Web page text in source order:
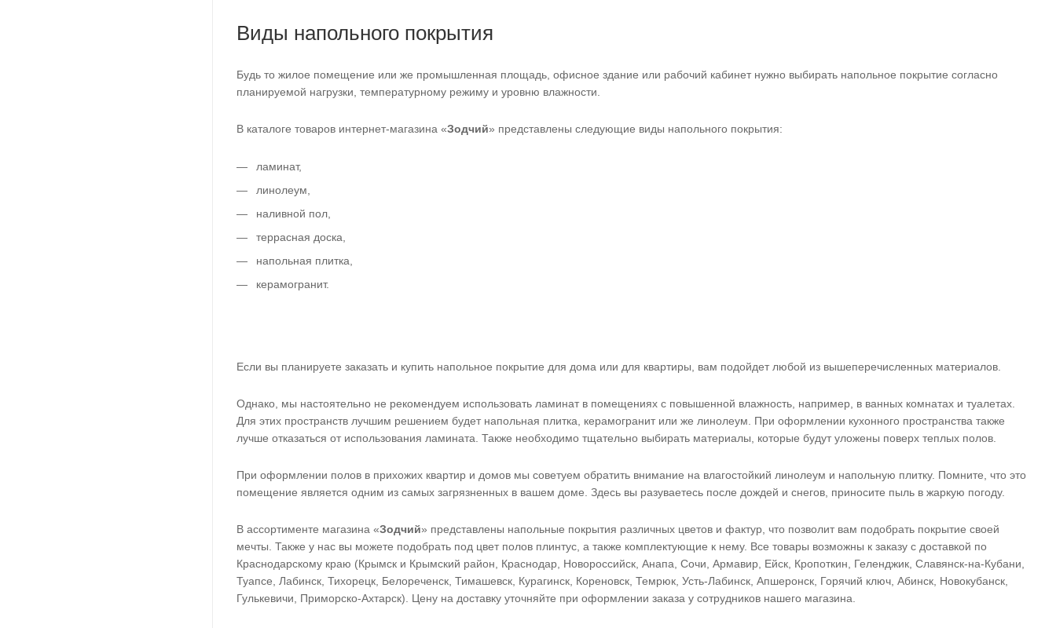
Виды напольного покрытия
Будь то жилое помещение или же промышленная площадь, офисное здание или рабочий кабинет нужно выбирать напольное покрытие согласно
планируемой нагрузки, температурному режиму и уровню влажности.
В каталоге товаров интернет-магазина «Зодчий» представлены следующие виды напольного покрытия:
ламинат,
линолеум,
наливной пол,
террасная доска,
напольная плитка,
керамогранит.
Если вы планируете заказать и купить напольное покрытие для дома или для квартиры, вам подойдет любой из вышеперечисленных материалов.
Однако, мы настоятельно не рекомендуем использовать ламинат в помещениях с повышенной влажность, например, в ванных комнатах и туалетах.
Для этих пространств лучшим решением будет напольная плитка, керамогранит или же линолеум. При оформлении кухонного пространства также
лучше отказаться от использования ламината. Также необходимо тщательно выбирать материалы, которые будут уложены поверх теплых полов.
При оформлении полов в прихожих квартир и домов мы советуем обратить внимание на влагостойкий линолеум и напольную плитку. Помните, что это
помещение является одним из самых загрязненных в вашем доме. Здесь вы разуваетесь после дождей и снегов, приносите пыль в жаркую погоду.
В ассортименте магазина «Зодчий» представлены напольные покрытия различных цветов и фактур, что позволит вам подобрать покрытие своей
мечты. Также у нас вы можете подобрать под цвет полов плинтус, а также комплектующие к нему. Все товары возможны к заказу с доставкой по
Краснодарскому краю (Крымск и Крымский район, Краснодар, Новороссийск, Анапа, Сочи, Армавир, Ейск, Кропоткин, Геленджик, Славянск-на-Кубани,
Туапсе, Лабинск, Тихорецк, Белореченск, Тимашевск, Курагинск, Кореновск, Темрюк, Усть-Лабинск, Апшеронск, Горячий ключ, Абинск, Новокубанск,
Гулькевичи, Приморско-Ахтарск). Цену на доставку уточняйте при оформлении заказа у сотрудников нашего магазина.